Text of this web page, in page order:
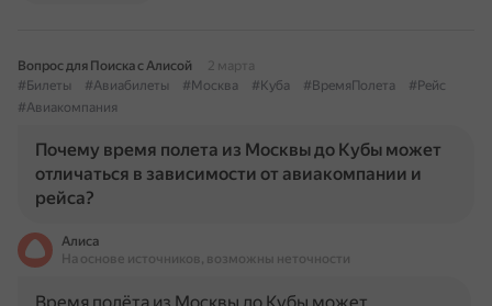
Вопрос для Поиска с Алисой
2 марта
#Билеты
#Авиабилеты #Москва #Куба #ВремяПолета
#Рейс
#Авиакомпания
Почему время полета из Москвы до Кубы может
отличаться в зависимости от авиакомпании и
рейса?
Алиса
На основе источников, возможны неточности